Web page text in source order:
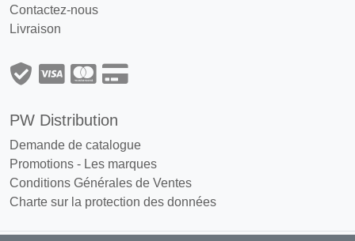
Contactez-nous
Livraison
PW Distribution
Demande de catalogue
Promotions - Les marques
Conditions Générales de Ventes
Charte sur la protection des données